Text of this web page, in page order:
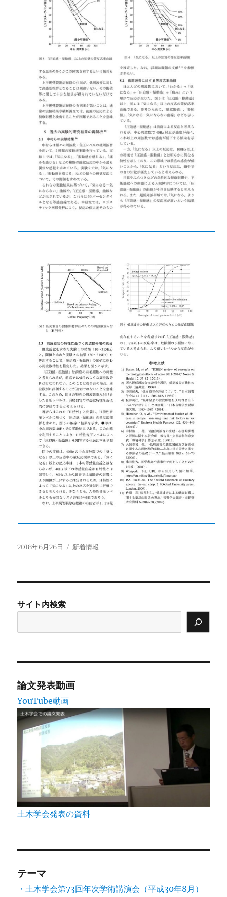
投
2018年6月26日
カ
新着情報
サイト内検索
論文発表動画
YouTube動画
土木学会発表の資料
テーマ
・土木学会第73回年次学術講演会（平成30年8月）